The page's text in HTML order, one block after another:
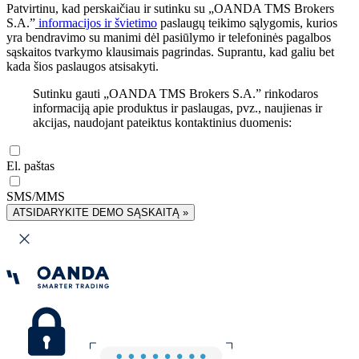
Patvirtinu, kad perskaičiau ir sutinku su „OANDA TMS Brokers
S.A.” informacijos ir švietimo paslaugų teikimo sąlygomis, kurios
yra bendravimo su manimi dėl pasiūlymo ir telefoninės pagalbos
sąskaitos tvarkymo klausimais pagrindas. Suprantu, kad galiu bet
kada šios paslaugos atsisakyti.
Sutinku gauti „OANDA TMS Brokers S.A.” rinkodaros
informaciją apie produktus ir paslaugas, pvz., naujienas ir
akcijas, naudojant pateiktus kontaktinius duomenis:
El. paštas
SMS/MMS
ATSIDARYKITE DEMO SĄSKAITĄ »